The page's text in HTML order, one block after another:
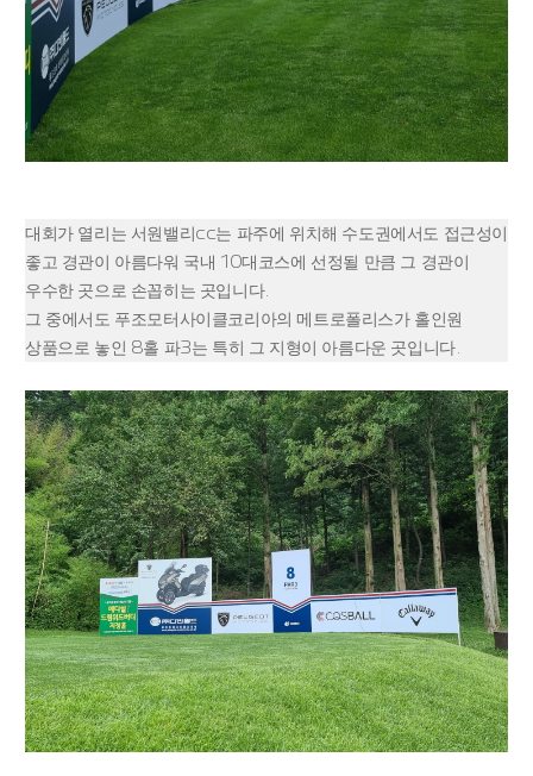
대회가 열리는 서원밸리cc는 파주에 위치해 수도권에서도 접근성이
좋고 경관이 아름다워 국내 10대코스에 선정될 만큼 그 경관이
우수한 곳으로 손꼽히는 곳입니다.
그 중에서도 푸조모터사이클코리아의 메트로폴리스가 홀인원
상품으로 놓인 8홀 파3는 특히 그 지형이 아름다운 곳입니다.